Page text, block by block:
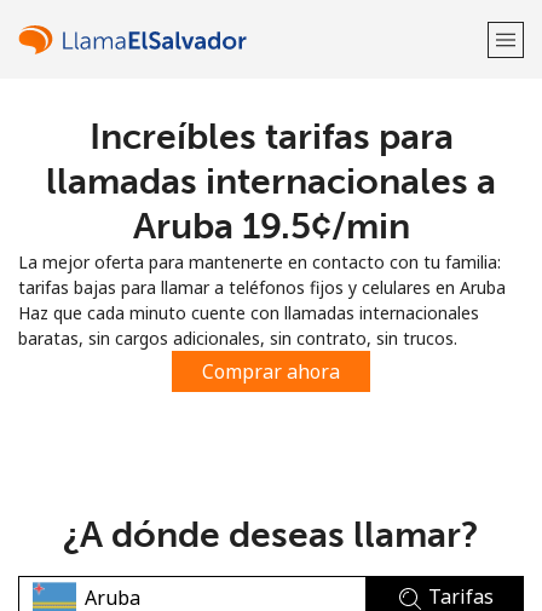
¡Bienvenido!
Regístrate con
Increíbles tarifas para
llamadas internacionales a
Aruba ⁦19.5¢⁩/min
La mejor oferta para mantenerte en contacto con tu familia:
tarifas bajas para llamar a teléfonos fijos y celulares en Aruba
Haz que cada minuto cuente con llamadas internacionales
baratas, sin cargos adicionales, sin contrato, sin trucos.
Comprar ahora
¿A dónde deseas llamar?
Tarifas